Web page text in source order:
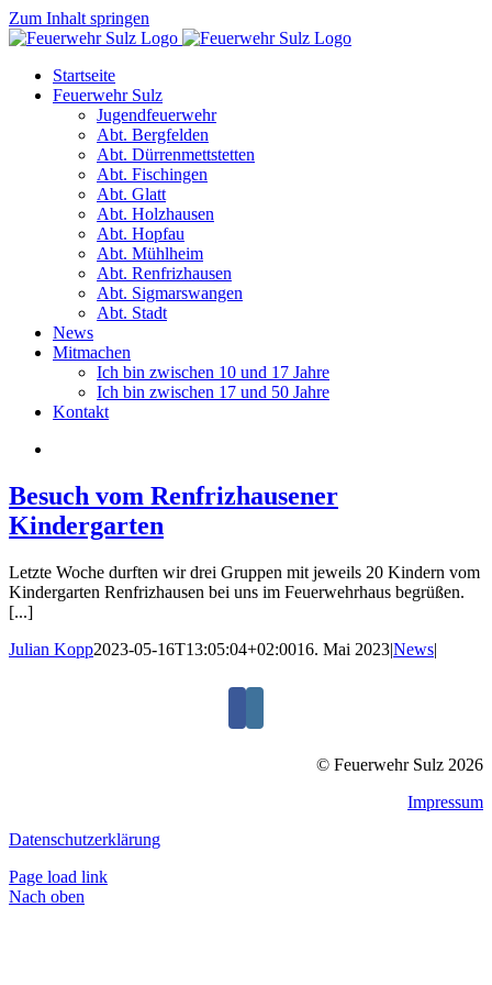
Zum Inhalt springen
Startseite
Feuerwehr Sulz
Jugendfeuerwehr
Abt. Bergfelden
Abt. Dürrenmettstetten
Abt. Fischingen
Abt. Glatt
Abt. Holzhausen
Abt. Hopfau
Abt. Mühlheim
Abt. Renfrizhausen
Abt. Sigmarswangen
Abt. Stadt
News
Mitmachen
Ich bin zwischen 10 und 17 Jahre
Ich bin zwischen 17 und 50 Jahre
Kontakt
Besuch vom Renfrizhausener
Kindergarten
Letzte Woche durften wir drei Gruppen mit jeweils 20 Kindern vom
Kindergarten Renfrizhausen bei uns im Feuerwehrhaus begrüßen.
[...]
Julian Kopp2023-05-16T13:05:04+02:0016. Mai 2023|News|
© Feuerwehr Sulz 2026
Impressum
Datenschutzerklärung
Page load link
Nach oben